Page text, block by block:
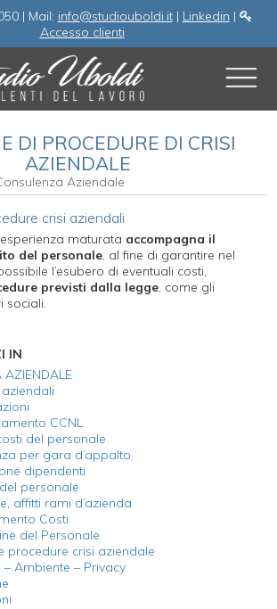
| Mail: info@studiouboldi.it| Linkedin |
Accesso clienti
Aziendale
DI PROCEDURE DI CRISI
AZIENDALE
crisi aziendali
maturata accompagna il
del personale, al fine di garantire nel
l’esubero di eventuali costi,
previsti dalla legge, come gli
sociali.
IN
AZIENDALE
CCNL
del personale
per gara d’appalto
dipendenti
personale
affitti rami d’azienda
Costi
del Personale
procedure crisi aziendale
– Ambiente – Privacy